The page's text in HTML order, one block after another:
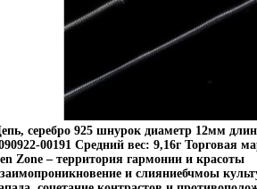
серебро 925 шнурок диаметр 12мм
00191 Средний вес: 9,16г Торговая
Zone – территория гармонии и красоты
и слияниебчмоы